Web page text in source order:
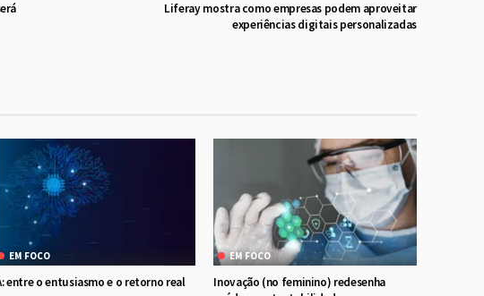
Liferay mostra como empresas podem aproveitar
experiências digitais personalizadas
EM FOCO
entre o entusiasmo e o retorno real
EM FOCO
Inovação (no feminino) redesenha